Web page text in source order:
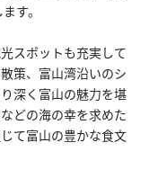
す。
スポットも充実して
策、富山湾沿いのシ
深く富山の魅力を堪
どの海の幸を求めた
て富山の豊かな食文